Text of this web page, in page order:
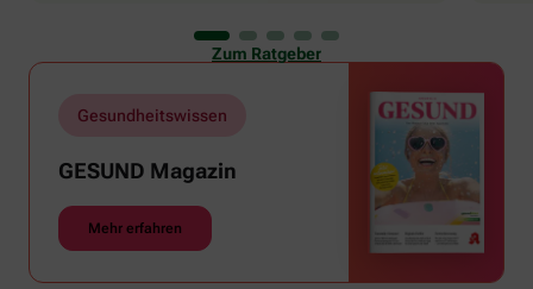
er uns auch ganz schön zu schaffen. Wenn die
Temperaturen tagsüber auf mehr als 30 Grad
erfrischenden Regenschauer und Abkühlung.
Zum Ratgeber
Gesundheitswissen
GESUND Magazin
Mehr erfahren